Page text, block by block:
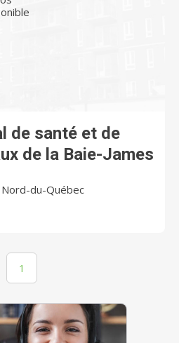
de santé et de
de la Baie-James
Nord-du-Québec
1